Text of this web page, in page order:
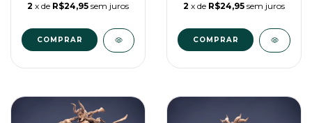
2 x de R$24,95 sem juros
COMPRAR
2 x de R$24,95 sem juros
COMPRAR